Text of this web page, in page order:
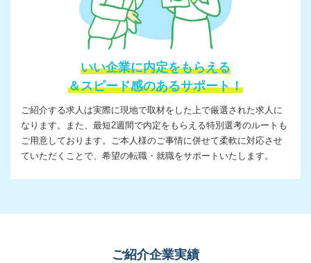
いい企業に内定をもらえる
＆スピード感のあるサポート！
ご紹介する求人は実際に現地で取材をした上で厳選された求人に
なります。また、最短2週間で内定をもらえる特別選考のルートも
ご用意しております。ご本人様のご事情に併せて柔軟に対応させ
ていただくことで、希望の転職・就職をサポートいたします。
ご紹介企業実績